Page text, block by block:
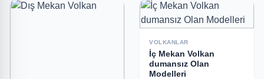
VOLKANLAR
İç Mekan Volkan
dumansız Olan
Modelleri